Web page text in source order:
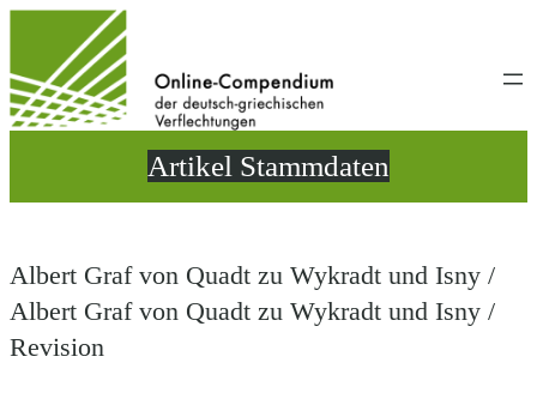
wechseln
Artikel Stammdaten
Albert Graf von Quadt zu Wykradt und Isny /
Albert Graf von Quadt zu Wykradt und Isny /
Revision